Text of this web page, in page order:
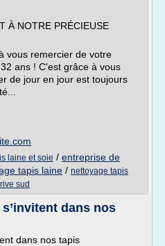
À NOTRE PRÉCIEUSE
vous remercier de votre
ans ! C'est grâce à vous
de jour en jour est toujours
laine et soie / entreprise de
tapis laine / nettoyage tapis
sud
dans nos
dans nos tapis